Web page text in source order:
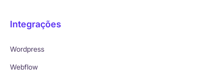
Integrações
Wordpress
Webflow